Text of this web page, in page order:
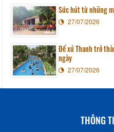
Sức hút từ những
27/07/2026
Để xứ Thanh trở
ngày
27/07/2026
THÔNG